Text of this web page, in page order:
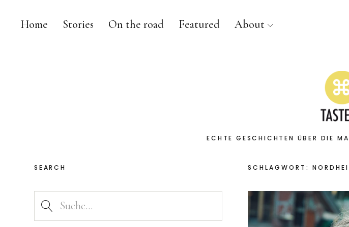
Home Stories On the road Featured About
ECHTE GESCHICHTEN ÜBER DIE
SCHLAGWORT:
SEARCH